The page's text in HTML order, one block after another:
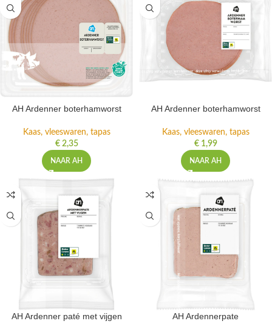
AH Ardenner boterhamworst
Kaas, vleeswaren, tapas
€2,35
NAAR AH
AH Ardenner boterhamworst
Kaas, vleeswaren, tapas
€1,99
NAAR AH
AH Ardenner paté met vijgen AH Ardennerpate